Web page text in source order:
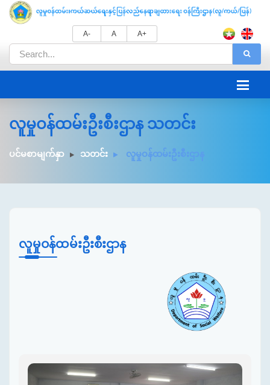
A- A A+
လူမှုဝန်ထမ်းဦးစီးဌာန သတင်း
ပင်မစာမျက်နှာ သတင်း လူမှုဝန်ထမ်းဦးစီးဌာန
လူမှုဝန်ထမ်းဦးစီးဌာန